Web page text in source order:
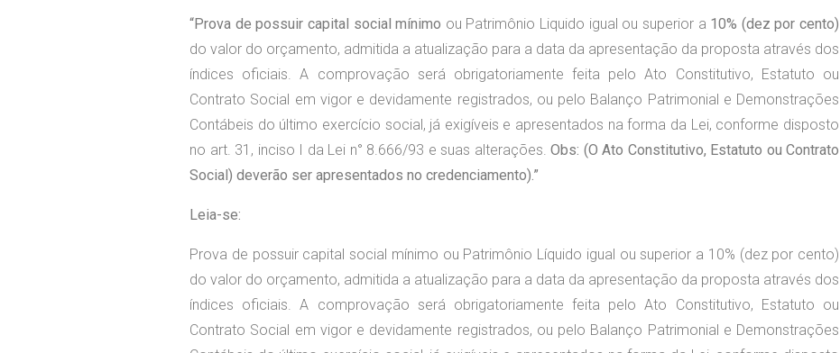
“Prova de possuir capital social mínimo ou Patrimônio Liquido igual ou superior a 10% (dez por cento)
do valor do orçamento, admitida a atualização para a data da apresentação da proposta através dos
índices oficiais. A comprovação será obrigatoriamente feita pelo Ato Constitutivo, Estatuto ou
Contrato Social em vigor e devidamente registrados, ou pelo Balanço Patrimonial e Demonstrações
Contábeis do último exercício social, já exigíveis e apresentados na forma da Lei, conforme disposto
no art. 31, inciso I da Lei n° 8.666/93 e suas alterações. Obs: (O Ato Constitutivo, Estatuto ou Contrato
Social) deverão ser apresentados no credenciamento).”
Leia-se:
Prova de possuir capital social mínimo ou Patrimônio Líquido igual ou superior a 10% (dez por cento)
do valor do orçamento, admitida a atualização para a data da apresentação da proposta através dos
índices oficiais. A comprovação será obrigatoriamente feita pelo Ato Constitutivo, Estatuto ou
Contrato Social em vigor e devidamente registrados, ou pelo Balanço Patrimonial e Demonstrações